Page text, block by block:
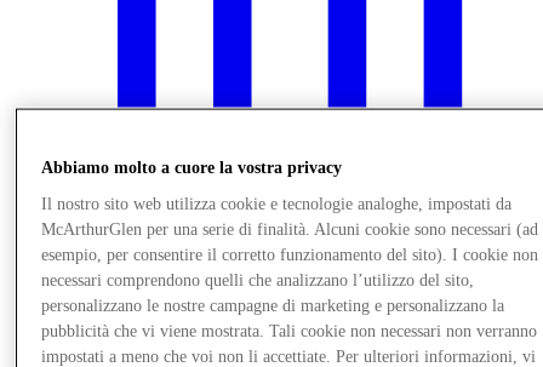
Vieni a trovarci
Abbiamo molto a cuore la vostra privacy
Il nostro sito web utilizza cookie e tecnologie analoghe, impostati da
McArthurGlen per una serie di finalità. Alcuni cookie sono necessari (ad
esempio, per consentire il corretto funzionamento del sito). I cookie non
necessari comprendono quelli che analizzano l’utilizzo del sito,
personalizzano le nostre campagne di marketing e personalizzano la
pubblicità che vi viene mostrata. Tali cookie non necessari non verranno
impostati a meno che voi non li accettiate. Per ulteriori informazioni, vi